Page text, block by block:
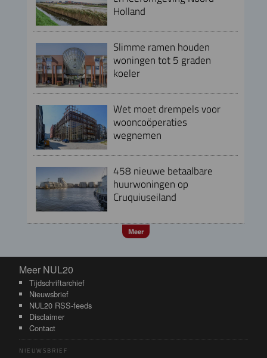
Holland
Slimme ramen houden
woningen tot 5 graden
koeler
Wet moet drempels voor
wooncoöperaties
wegnemen
458 nieuwe betaalbare
huurwoningen op
Cruquiuseiland
Meer
Meer NUL20
Meer NUL20
Tijdschriftarchief
Nieuwsbrief
NUL20 RSS-feeds
Disclaimer
Contact
NIEUWSBRIEF